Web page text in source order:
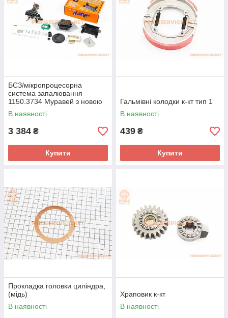
БСЗ/мікропроцесорна
система запалювання
1150.3734 Муравей з новою
котушкою 135.3705М 12V
В наявності
3 384 ₴
Купити
Гальмівні колодки к-кт тип 1
В наявності
439 ₴
Купити
Прокладка головки циліндра,
(мідь)
В наявності
Храповик к-кт
В наявності